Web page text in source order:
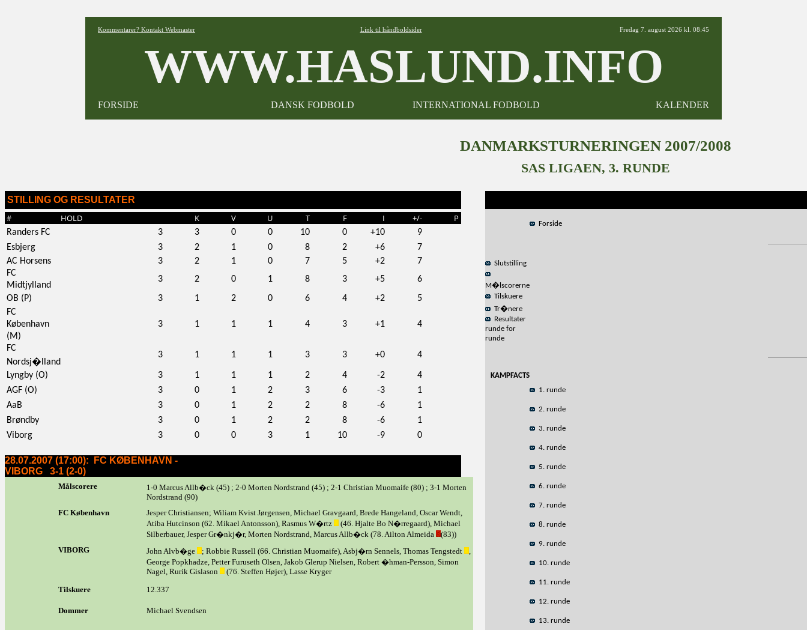
Kommentarer? Kontakt Webmaster Link til håndboldsider Fredag 7. august 2026 kl. 08:45
WWW.HASLUND.INFO
FORSIDE DANSK FODBOLD INTERNATIONAL FODBOLD KALENDER
DANMARKSTURNERINGEN 2007/2008
SAS LIGAEN, 3. RUNDE
STILLING OG RESULTATER
# HOLD K V U T F I +/- P
Randers FC 3 3 0 0 10 0 +10
9
Esbjerg
3 2 1 0 8 2 +6
7
AC Horsens
3 2 1 0 7 5 +2
7
FC
Midtjylland
3 2 0 1 8 3 +5
6
OB (P)
3 1 2 0 6 4 +2
5
FC
København
(M)
3 1 1 1 4 3 +1 4
FC
Nordsj�lland
3 1 1 1 3 3 +0 4
Lyngby (O) 3 1 1 1 2 4 -2
4
AGF (O)
3 0 1 2 3 6 -3
1
AaB
3 0 1 2 2 8 -6
1
Brøndby
3 0 1 2 2 8 -6
1
Viborg
3 0 0 3 1 10 -9 0
28.07.2007 (17:00): FC KØBENHAVN -
VIBORG 3-1 (2-0)
Målscorere
1-0 Marcus Allb�ck (45) ; 2-0 Morten Nordstrand (45) ; 2-1 Christian Muomaife (80) ; 3-1 Morten
Nordstrand (90)
FC København
Jesper Christiansen; Wiliam Kvist Jørgensen, Michael Gravgaard, Brede Hangeland, Oscar Wendt,
Atiba Hutcinson (62. Mikael Antonsson), Rasmus W�rtz
(46. Hjalte Bo N�rregaard), Michael
Silberbauer, Jesper Gr�nkj�r, Morten Nordstrand, Marcus Allb�ck (78. Ailton Almeida
(83))
VIBORG
John Alvb�ge ; Robbie Russell (66. Christian Muomaife), Asbj�rn Sennels, Thomas Tengstedt
,
George Popkhadze, Petter Furuseth Olsen, Jakob Glerup Nielsen, Robert �hman-Persson, Simon
Nagel, Rurik Gislason
(76. Steffen Højer), Lasse Kryger
Tilskuere
12.337
Dommer Michael Svendsen
Forside
Slutstilling
M�lscorerne
Tilskuere
Tr�nere
Resultater
runde for
runde
KAMPFACTS
1. runde
2. runde
3. runde
4. runde
5. runde
6. runde
7. runde
8. runde
9. runde
10. runde
11. runde
12. runde
13. runde